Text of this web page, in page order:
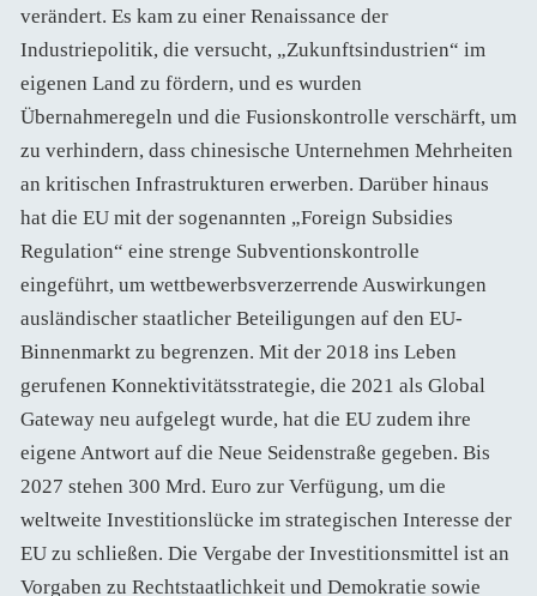
verändert. Es kam zu einer Renaissance der
Industriepolitik, die versucht, „Zukunftsindustrien“ im
eigenen Land zu fördern, und es wurden
Übernahmeregeln und die Fusionskontrolle verschärft, um
zu verhindern, dass chinesische Unternehmen Mehrheiten
an kritischen Infrastrukturen erwerben. Darüber hinaus
hat die EU mit der sogenannten „Foreign Subsidies
Regulation“ eine strenge Subventionskontrolle
eingeführt, um wettbewerbsverzerrende Auswirkungen
ausländischer staatlicher Beteiligungen auf den EU-
Binnenmarkt zu begrenzen. Mit der 2018 ins Leben
gerufenen Konnektivitätsstrategie, die 2021 als Global
Gateway neu aufgelegt wurde, hat die EU zudem ihre
eigene Antwort auf die Neue Seidenstraße gegeben. Bis
2027 stehen 300 Mrd. Euro zur Verfügung, um die
weltweite Investitionslücke im strategischen Interesse der
EU zu schließen. Die Vergabe der Investitionsmittel ist an
Vorgaben zu Rechtstaatlichkeit und Demokratie sowie